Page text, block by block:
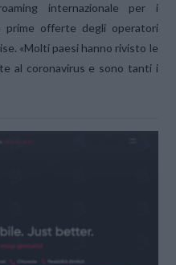
internazionale per i
prime offerte degli operatori
«Molti paesi hanno rivisto le
al coronavirus e sono tanti i